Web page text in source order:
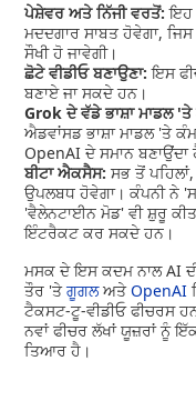
ਪੇਸ਼ੇਵਰ ਅਤੇ ਨਿੱਜੀ ਵਰਤੋਂ: ਇਹ
ਮਦਦਗਾਰ ਸਾਬਤ ਹੋਵੇਗਾ,
ਸੌਖੀ ਹੋ ਜਾਵੇਗੀ।
ਛੋਟੇ ਵੀਡੀਓ ਬਣਾਉਣਾ: ਇਸ
ਬਣਾਏ ਜਾ ਸਕਦੇ ਹਨ।
Grok ਦੇ ਵੱਡੇ ਭਾਸ਼ਾ ਮਾਡਲ
ਐਡਵਾਂਸਡ ਭਾਸ਼ਾ ਮਾਡਲ 'ਤੇ
OpenAI ਦੇ ਸਮਾਨ ਬਣਾਉਂਦਾ
ਬੀਟਾ ਐਕਸੈਸ: ਸਭ ਤੋਂ
ਉਪਲਬਧ ਹੋਵੇਗਾ। ਕੰਪਨੀ ਨੇ
'ਵੈਲੇਨਟਾਈਨ ਮੋਡ' ਵੀ ਸ਼ੁਰੂ
ਇੰਟਰੈਕਟ ਕਰ ਸਕਦੇ ਹਨ।
ਮਸਕ ਦੇ ਇਸ ਕਦਮ ਨਾਲ AI
ਤੌਰ 'ਤੇਗੂਗਲਅਤੇOpenAI
ਟੈਕਸਟ-ਟੂ-ਵੀਡੀਓ ਫੀਚਰਸ
ਨਵਾਂ ਫੀਚਰ ਲੱਖਾਂ ਯੂਜ਼ਰਾਂ ਨੂੰ
ਤਿਆਰ ਹੈ।